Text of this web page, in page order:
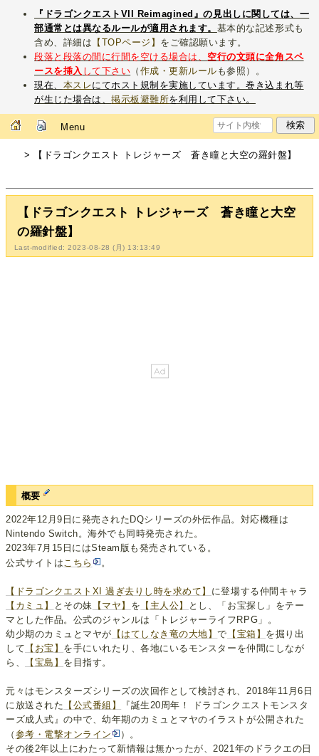
『ドラゴンクエストVII Reimagined』の見出しに関しては、一
部通常とは異なるルールが適用されます。 基本的な記述形式も
含め、詳細は 【TOPページ】 をご確認願います。
段落と段落の間に行間を空ける場合は、 空行の文頭に全角スペ
ースを挿入 して下さい （ 作成・更新ルール も参照）。
現在、 本スレにてホスト規制を実施しています。巻き込まれ等
が生じた場合は、掲示板避難所を利用して下さい。
Menu
> 【ドラゴンクエスト トレジャーズ 蒼き瞳と大空の羅針盤】
【ドラゴンクエスト トレジャーズ 蒼き瞳と大空
の羅針盤】
Last-modified: 2023-08-28 (月) 13:13:49
概要
2022年12月9日に発売されたDQシリーズの外伝作品。対応機種は
Nintendo Switch。海外でも同時発売された。
2023年7月15日にはSteam版も発売されている。
公式サイトは こちら 。
【ドラゴンクエストXI 過ぎ去りし時を求めて】 に登場する仲間キャラ
【カミュ】
とその妹 【マヤ】 を 【主人公】
とし、「お宝探し」をテー
マとした作品。公式のジャンルは「トレジャーライフRPG」。
幼少期のカミュとマヤが 【はてしなき竜の大地】で 【宝箱】 を掘り出
して 【お宝】 を手にいれたり、各地にいるモンスターを仲間にしなが
ら、
【宝島】 を目指す。
元々はモンスターズシリーズの次回作として検討され、2018年11月6日
に放送された 【公式番組】
『誕生20周年！ ドラゴンクエストモンスタ
ーズ成人式』の中で、幼年期のカミュとマヤのイラストが公開された
（ 参考・電撃オンライン
）。
その後2年以上にわたって新情報は無かったが、2021年のドラクエの日